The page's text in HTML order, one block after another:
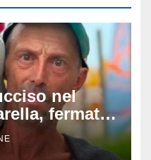
nel
fermati
svolta
e